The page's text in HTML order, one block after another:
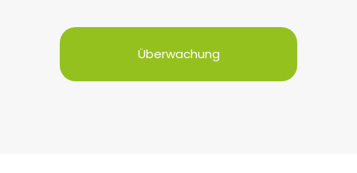
Überwachung